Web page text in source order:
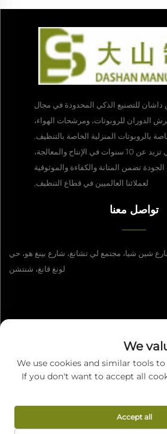
للتصنيع الذكي المحدودة في مجال
الدوران للروبوتات، ومرشحات الهواء،
بالروبوتات المنزلية الخاصة بالتنظيف.
وبفضل خبرتنا التي تزيد عن 10 سنوات في الإنتاج والمعالجة،
الجودة تضمن المتانة والكفاءة والموثوقية
لعملائنا العالميين في قطاع التنظيف.
تواصل معنا
1، رقم 27 شارع شين شيا، مجتمع لي تشانغ، شارع بينغ هو، حي
لونغ قانغ، شنتشن
© 2025 شركة شنتشن داشان للتصنيع الذكي المحدودة. جميع الحقوق
سياسة الخصوصية
We
We use cookies and similar tools
If you don't want to accept all
Accept all